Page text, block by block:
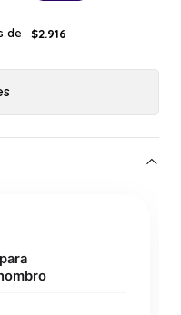
de
$2.916